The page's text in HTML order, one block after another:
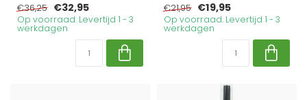
€36,25 €32,95
Op voorraad. Levertijd 1 - 3
werkdagen
€21,95 €19,95
Op voorraad. Levertijd 1 - 3
werkdagen